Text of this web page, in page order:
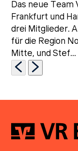
Das neue
Frankfurt und
drei Mitglieder.
für die Region
Mitte, und Stef...